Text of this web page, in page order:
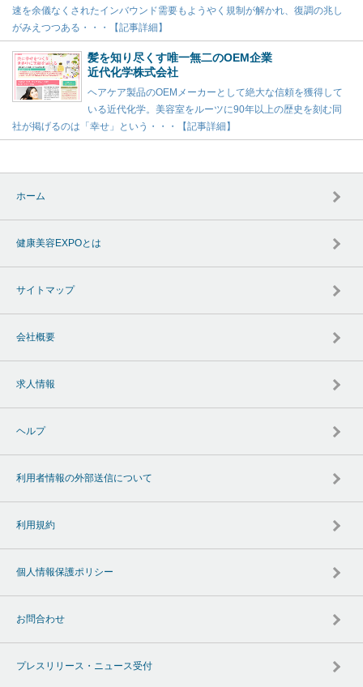
速を余儀なくされたインバウンド需要もようやく規制が解かれ、復調の兆し
がみえつつある・・・【記事詳細】
髪を知り尽くす唯一無二のOEM企業
近代化学株式会社
ヘアケア製品のOEMメーカーとして絶大な信頼を獲得して
いる近代化学。美容室をルーツに90年以上の歴史を刻む同
社が掲げるのは「幸せ」という・・・【記事詳細】
ホーム
健康美容EXPOとは
サイトマップ
会社概要
求人情報
ヘルプ
利用者情報の外部送信について
利用規約
個人情報保護ポリシー
お問合わせ
プレスリリース・ニュース受付